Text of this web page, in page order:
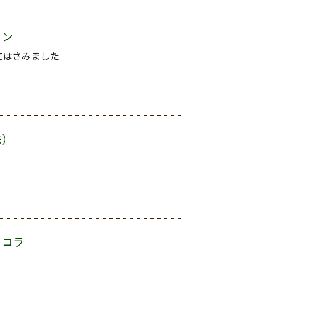
さみました
ラ